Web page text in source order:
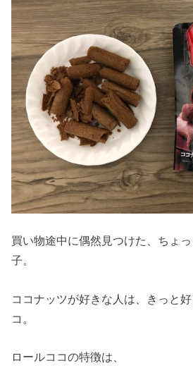
買い物途中に偶然見つけた、ちょ
子。
ココナッツが好きな人は、きっと
コ。
ロールココの特徴は、